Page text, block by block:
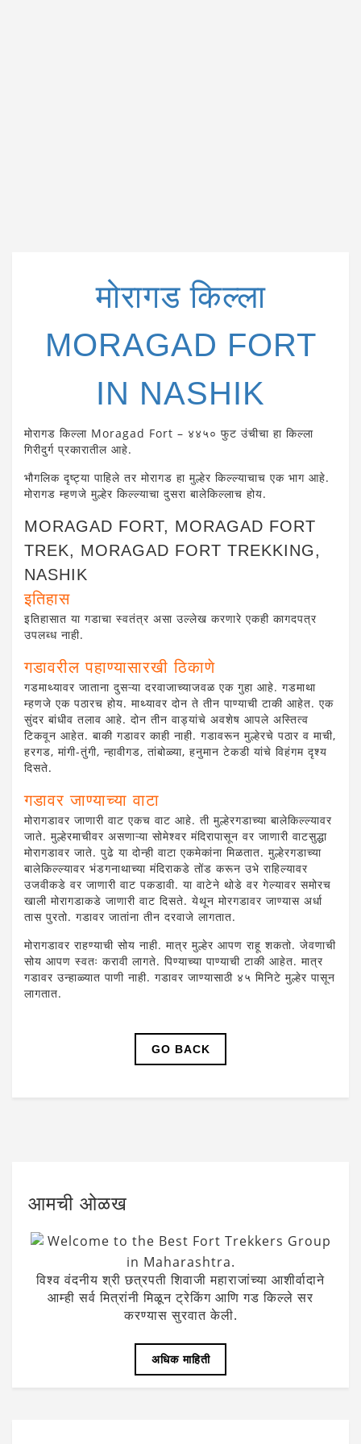
मोरागड किल्ला
MORAGAD FORT
IN NASHIK
मोरागड किल्ला Moragad Fort – ४४५० फुट उंचीचा हा किल्ला
गिरीदुर्ग प्रकारातील आहे.
भौगलिक दृष्ट्या पाहिले तर मोरागड हा मुल्हेर किल्ल्याचाच एक भाग आहे.
मोरागड म्हणजे मुल्हेर किल्ल्याचा दुसरा बालेकिल्लाच होय.
MORAGAD FORT, MORAGAD FORT
TREK, MORAGAD FORT TREKKING,
NASHIK
इतिहास
इतिहासात या गडाचा स्वतंत्र असा उल्लेख करणारे एकही कागदपत्र
उपलब्ध नाही.
गडावरील पहाण्यासारखी ठिकाणे
गडमाथ्यावर जाताना दुसऱ्या दरवाजाच्याजवळ एक गुहा आहे. गडमाथा
म्हणजे एक पठारच होय. माथ्यावर दोन ते तीन पाण्याची टाकी आहेत. एक
सुंदर बांधीव तलाव आहे. दोन तीन वाड्यांचे अवशेष आपले अस्तित्व
टिकवून आहेत. बाकी गडावर काही नाही. गडावरून मुल्हेरचे पठार व माची,
हरगड, मांगी-तुंगी, न्हावीगड, तांबोळ्या, हनुमान टेकडी यांचे विहंगम दृश्य
दिसते.
गडावर जाण्याच्या वाटा
मोरागडावर जाणारी वाट एकच वाट आहे. ती मुल्हेरगडाच्या बालेकिल्ल्यावर
जाते. मुल्हेरमाचीवर असणाऱ्या सोमेश्वर मंदिरापासून वर जाणारी वाटसुद्धा
मोरागडावर जाते. पुढे या दोन्ही वाटा एकमेकांना मिळतात. मुल्हेरगडाच्या
बालेकिल्ल्यावर भंडगनाथाच्या मंदिराकडे तोंड करून उभे राहिल्यावर
उजवीकडे वर जाणारी वाट पकडावी. या वाटेने थोडे वर गेल्यावर समोरच
खाली मोरागडाकडे जाणारी वाट दिसते. येथून मोरगडावर जाण्यास अर्धा
तास पुरतो. गडावर जातांना तीन दरवाजे लागतात.
मोरागडावर राहण्याची सोय नाही. मात्र मुल्हेर आपण राहू शकतो. जेवणाची
सोय आपण स्वतः करावी लागते. पिण्याच्या पाण्याची टाकी आहेत. मात्र
गडावर उन्हाळ्यात पाणी नाही. गडावर जाण्यासाठी ४५ मिनिटे मुल्हेर पासून
लागतात.
GO BACK
आमची ओळख
Welcome to the Best Fort Trekkers Group
in Maharashtra.
विश्व वंदनीय श्री छत्रपती शिवाजी महाराजांच्या आशीर्वादाने
आम्ही सर्व मित्रांनी मिळून ट्रेकिंग आणि गड किल्ले सर
करण्यास सुरवात केली.
अधिक माहिती